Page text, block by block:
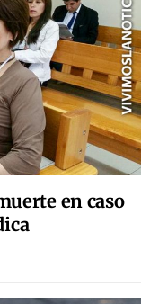
en caso